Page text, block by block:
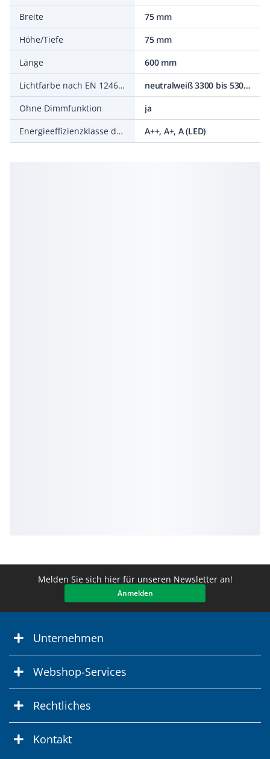
Breite
75 mm
Höhe/Tiefe
75 mm
Länge
600 mm
Lichtfarbe nach EN 12464-1
neutralweiß 3300 bis 5300 K
Ohne Dimmfunktion
ja
Energieeffizienzklasse des fest eingebauten Leuchtmittels
A++, A+, A (LED)
Melden Sie sich hier für unseren Newsletter an!
Anmelden
Unternehmen
Webshop-Services
Rechtliches
Kontakt